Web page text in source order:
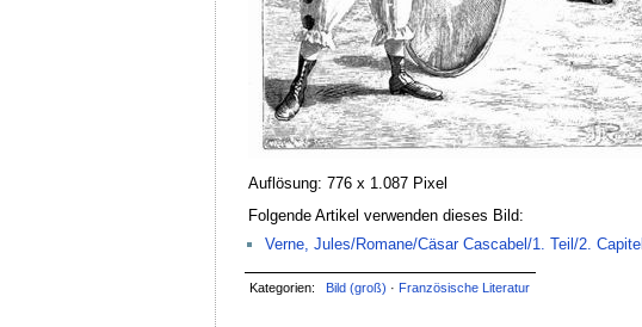
Auflösung: 776 x 1.087 Pixel
Folgende Artikel verwenden dieses Bild:
Verne, Jules/Romane/Cäsar Cascabel/1. Teil/2. Capitel
Kategorien: Bild (groß) · Französische Literatur